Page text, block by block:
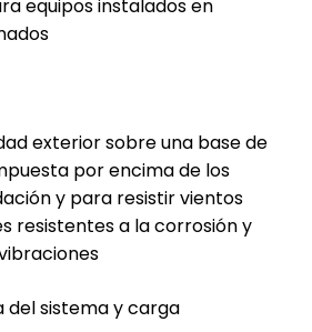
equipos instalados en
exterior sobre una base de
por encima de los
y para resistir vientos
resistentes a la corrosión y
del sistema y carga